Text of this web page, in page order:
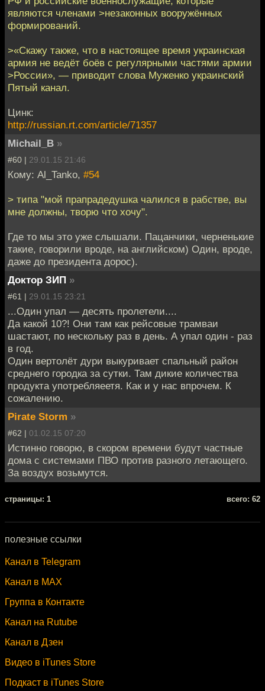
являются членами >незаконных вооружённых
формирований.
>«Скажу также, что в настоящее время украинская
армия не ведёт боёв с регулярными частями армии
>России», — приводит слова Муженко украинский
Пятый канал.
Цинк:
http://russian.rt.com/article/71357
Michail_B »
#60 | 29.01.15 21:46
Кому: Al_Tanko, #54
> типа "мой прапрадедушка чалился в рабстве, вы
мне должны, творю что хочу".
Где то мы это уже слышали. Пацанчики, черненькие
такие, говорили вроде, на английском) Один, вроде,
даже до президента дорос).
Доктор ЗИП »
#61 | 29.01.15 23:21
...Один упал — десять пролетели....
Да какой 10?! Они там как рейсовые трамваи
шастают, по нескольку раз в день. А упал один - раз
в год.
Один вертолёт дури выкуривает спальный район
среднего городка за сутки. Там дикие количества
продукта употребляеетя. Как и у нас впрочем. К
сожалению.
Pirate Storm »
#62 | 01.02.15 07:20
Истинно говорю, в скором времени будут частные
дома с системами ПВО против разного летающего.
За воздух возьмутся.
cтраницы: 1 всего: 62
полезные ссылки
Канал в Telegram
Канал в MAX
Группа в Контакте
Канал на Rutube
Канал в Дзен
Видео в iTunes Store
Подкаст в iTunes Store